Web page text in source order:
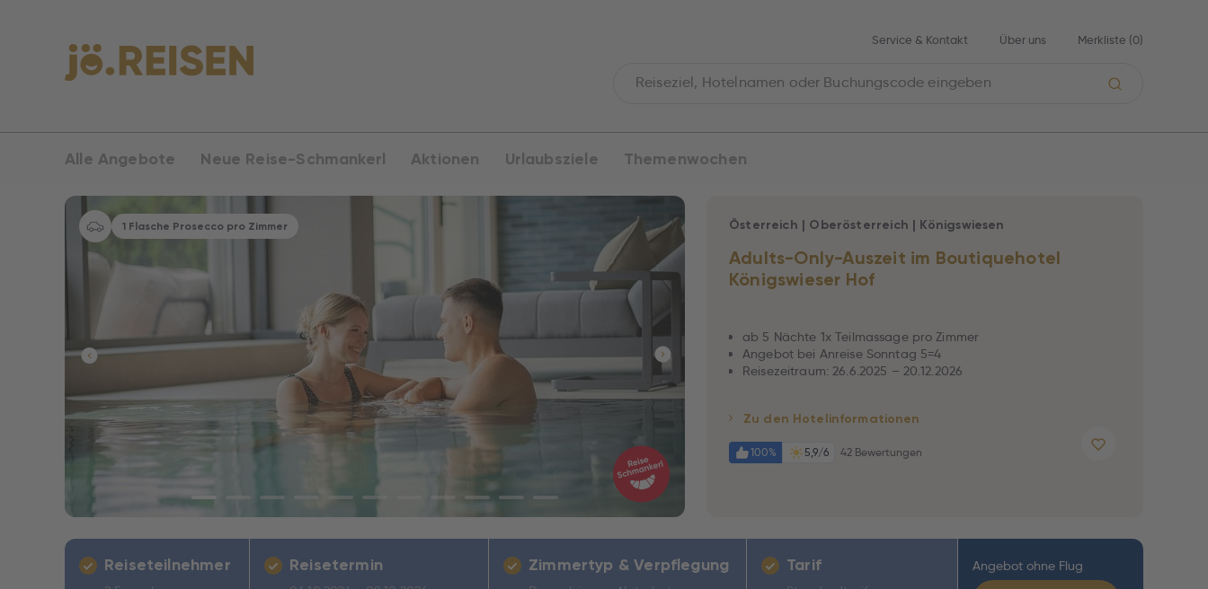
Service & Kontakt Über uns Merkliste (0)
Alle Angebote Neue Reise-Schmankerl Aktionen Urlaubsziele Themenwochen
1 Flasche Prosecco pro Zimmer
Adults-Only-Auszeit im Boutiquehotel
Königswieser Hof
Österreich | Oberösterreich | Königswiesen
ab 5 Nächte 1x Teilmassage pro Zimmer
Angebot bei Anreise Sonntag 5=4
Reisezeitraum: 26.6.2025 – 20.12.2026
Zu den Hotelinformationen
100% 5,9/6 42 Bewertungen
Angebot ohne Flug
Reiseteilnehmer Reisetermin Zimmertyp & Verpflegung Tarif